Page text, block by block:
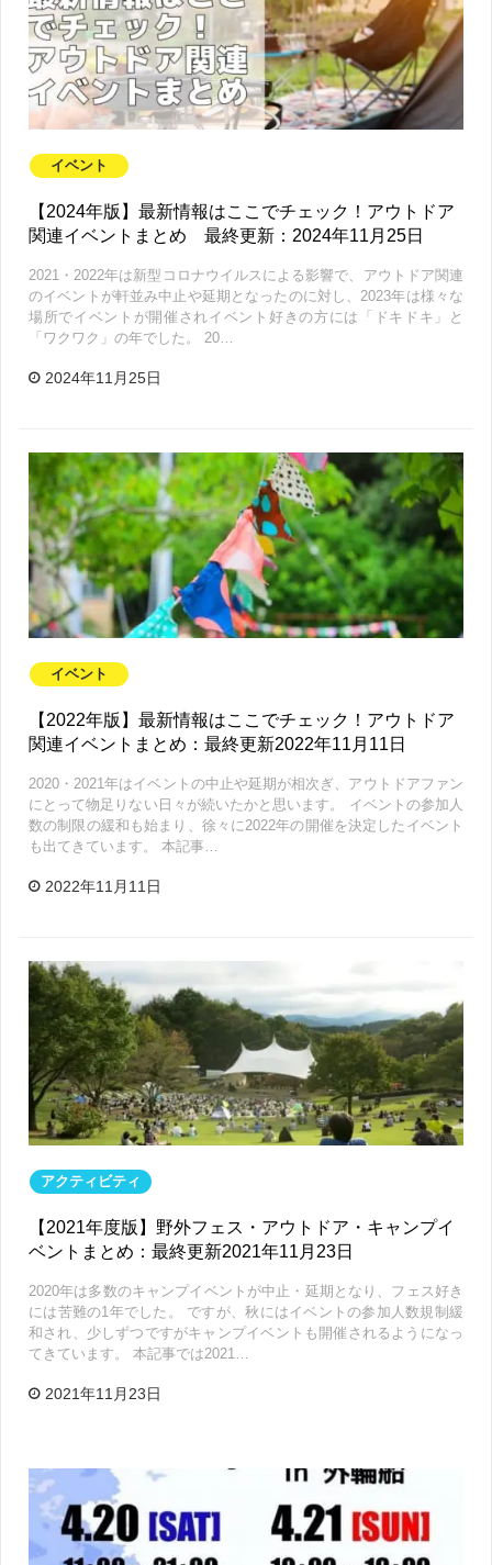
イベント
【2024年版】最新情報はここでチェック！アウトドア
関連イベントまとめ 最終更新：2024年11月25日
2021・2022年は新型コロナウイルスによる影響で、アウトドア関連
のイベントが軒並み中止や延期となったのに対し、2023年は様々な
場所でイベントが開催されイベント好きの方には「ドキドキ」と
「ワクワク」の年でした。 20…
2024年11月25日
イベント
【2022年版】最新情報はここでチェック！アウトドア
関連イベントまとめ：最終更新2022年11月11日
2020・2021年はイベントの中止や延期が相次ぎ、アウトドアファン
にとって物足りない日々が続いたかと思います。 イベントの参加人
数の制限の緩和も始まり、徐々に2022年の開催を決定したイベント
も出てきています。 本記事…
2022年11月11日
アクティビティ
【2021年度版】野外フェス・アウトドア・キャンプイ
ベントまとめ：最終更新2021年11月23日
2020年は多数のキャンプイベントが中止・延期となり、フェス好き
には苦難の1年でした。 ですが、秋にはイベントの参加人数規制緩
和され、少しずつですがキャンプイベントも開催されるようになっ
てきています。 本記事では2021…
2021年11月23日